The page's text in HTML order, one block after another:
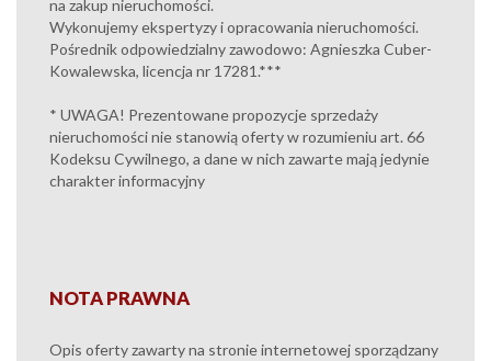
na zakup nieruchomości.
Wykonujemy ekspertyzy i opracowania nieruchomości.
Pośrednik odpowiedzialny zawodowo: Agnieszka Cuber-
Kowalewska, licencja nr 17281.***
* UWAGA! Prezentowane propozycje sprzedaży
nieruchomości nie stanowią oferty w rozumieniu art. 66
Kodeksu Cywilnego, a dane w nich zawarte mają jedynie
charakter informacyjny
NOTA PRAWNA
Opis oferty zawarty na stronie internetowej sporządzany